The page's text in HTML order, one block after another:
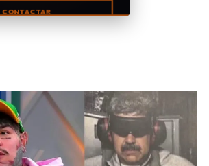
CONTACTAR